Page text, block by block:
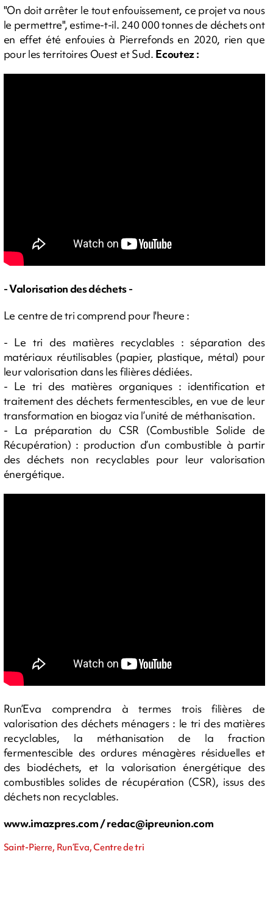
"On doit arrêter le tout enfouissement, ce projet va nous
le permettre", estime-t-il. 240 000 tonnes de déchets ont
en effet été enfouies à Pierrefonds en 2020, rien que
pour les territoires Ouest et Sud. Ecoutez :
- Valorisation des déchets -
Le centre de tri comprend pour l'heure :
- Le tri des matières recyclables : séparation des
matériaux réutilisables (papier, plastique, métal) pour
leur valorisation dans les filières dédiées.
- Le tri des matières organiques : identification et
traitement des déchets fermentescibles, en vue de leur
transformation en biogaz via l’unité de méthanisation.
- La préparation du CSR (Combustible Solide de
Récupération) : production d’un combustible à partir
des déchets non recyclables pour leur valorisation
énergétique.
Run’Eva comprendra à termes trois filières de
valorisation des déchets ménagers : le tri des matières
recyclables, la méthanisation de la fraction
fermentescible des ordures ménagères résiduelles et
des biodéchets, et la valorisation énergétique des
combustibles solides de récupération (CSR), issus des
déchets non recyclables.
www.imazpres.com /redac@ipreunion.com
Saint-Pierre, Run’Eva, Centre de tri